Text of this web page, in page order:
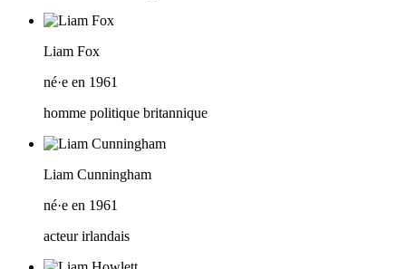
Liam Fox
né·e en 1961
homme politique britannique
Liam Cunningham
né·e en 1961
acteur irlandais